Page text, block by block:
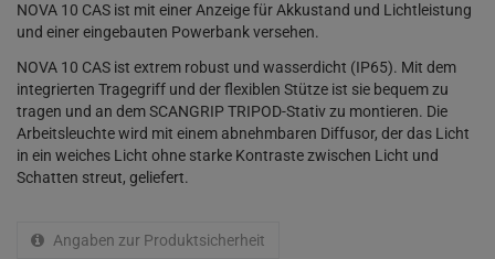
NOVA 10 CAS ist mit einer Anzeige für Akkustand und Lichtleistung
und einer eingebauten Powerbank versehen.
NOVA 10 CAS ist extrem robust und wasserdicht (IP65). Mit dem
integrierten Tragegriff und der flexiblen Stütze ist sie bequem zu
tragen und an dem SCANGRIP TRIPOD-Stativ zu montieren. Die
Arbeitsleuchte wird mit einem abnehmbaren Diffusor, der das Licht
in ein weiches Licht ohne starke Kontraste zwischen Licht und
Schatten streut, geliefert.
Angaben zur Produktsicherheit